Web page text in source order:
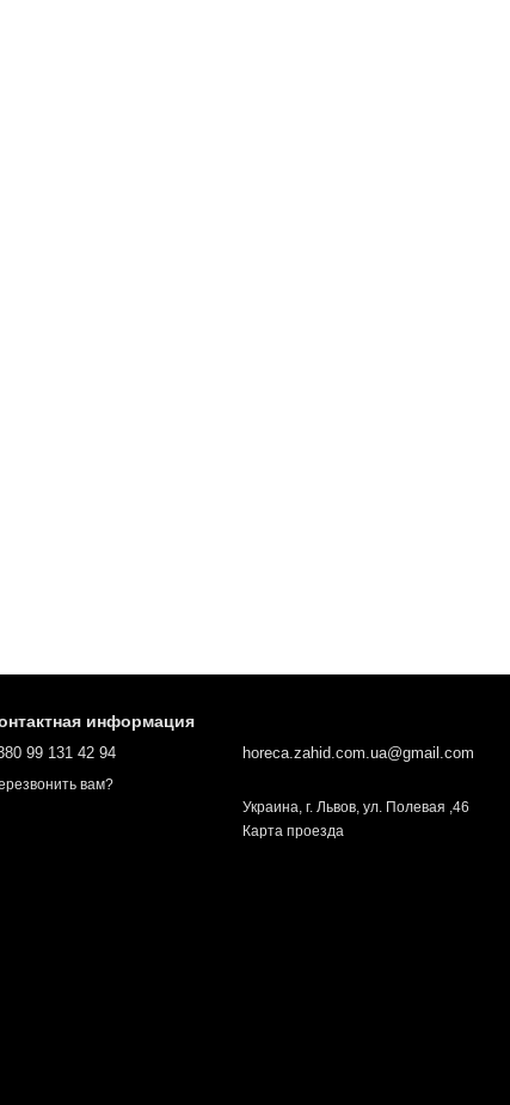
информация
99 131 42 94
вам?
horeca.zahid.com.ua@gmail.com
Украина, г. Львов, ул. Полевая ,46
Карта проезда